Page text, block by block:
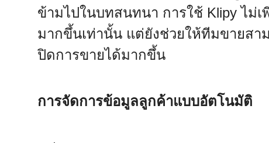
ข้ามไปในบทสนทนา การใช้ Klipy ไม่
มากขึ้นเท่านั้น แต่ยังช่วยให้ทีมขายสา
ปิดการขายได้มากขึ้น
การจัดการข้อมูลลูกค้าแบบอัตโนมัติ